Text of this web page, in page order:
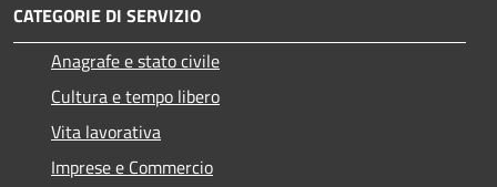
CATEGORIE DI SERVIZIO
Anagrafe e stato civile
Cultura e tempo libero
Vita lavorativa
Imprese e Commercio